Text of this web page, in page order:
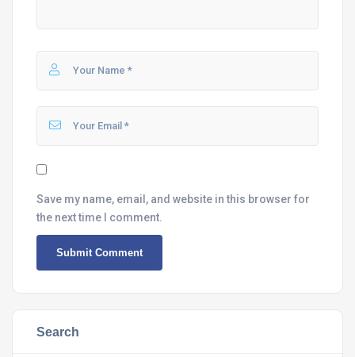
Save my name, email, and website in this browser for
the next time I comment.
Search